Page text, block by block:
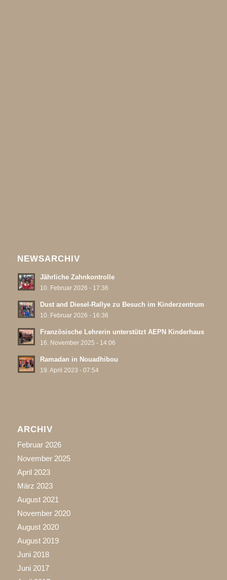
NEWSARCHIV
Jährliche Zahnkontrolle
10. Februar 2026 - 17:36
Dust and Diesel-Rallye zu Besuch im Kinderzentrum
10. Februar 2026 - 16:36
Französische Lehrerin unterstützt AEPN Kinderhaus
16. November 2025 - 14:06
Ramadan in Nouadhibou
19. April 2023 - 07:54
ARCHIV
Februar 2026
November 2025
April 2023
März 2023
August 2021
November 2020
August 2020
August 2019
Juni 2018
Juni 2017